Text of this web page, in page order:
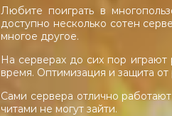
Любите поиграть в
доступно несколько сотен
многое другое.
На серверах до сих пор
время. Оптимизация и защита
Сами сервера отлично
читами не могут зайти.